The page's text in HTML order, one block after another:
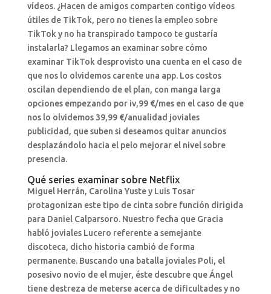
vídeos. ¿Hacen de amigos comparten contigo vídeos
útiles de TikTok, pero no tienes la empleo sobre
TikTok y no ha transpirado tampoco te gustaría
instalarla? Llegamos an examinar sobre cómo
examinar TikTok desprovisto una cuenta en el caso de
que nos lo olvidemos carente una app. Los costos
oscilan dependiendo de el plan, con manga larga
opciones empezando por iv,99 €/mes en el caso de que
nos lo olvidemos 39,99 €/anualidad joviales
publicidad, que suben si deseamos quitar anuncios
desplazándolo hacia el pelo mejorar el nivel sobre
presencia.
Qué series examinar sobre Netflix
Miguel Herrán, Carolina Yuste y Luis Tosar
protagonizan este tipo de cinta sobre función dirigida
para Daniel Calparsoro. Nuestro fecha que Gracia
habló joviales Lucero referente a semejante
discoteca, dicho historia cambió de forma
permanente. Buscando una batalla joviales Poli, el
posesivo novio de el mujer, éste descubre que Ángel
tiene destreza de meterse acerca de dificultades y no